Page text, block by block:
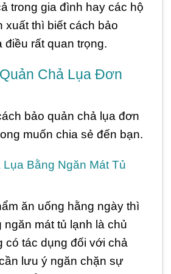
trong gia đình hay các hộ
xuất thì biết cách bảo
điều rất quan trọng.
Chả Lụa Đơn
bảo quản chả lụa đơn
muốn chia sẻ đến bạn.
Bằng Ngăn Mát Tủ
ăn uống hằng ngày thì
ngăn mát tủ lạnh là chủ
có tác dụng đối với chả
lưu ý ngăn chặn sự